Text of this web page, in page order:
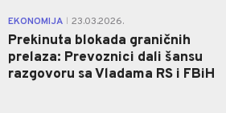
EKONOMIJA 23.03.2026.
Prekinuta blokada graničnih
prelaza: Prevoznici dali šansu
razgovoru sa Vladama RS i FBiH